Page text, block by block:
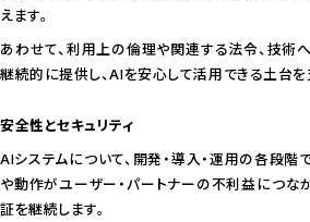
えます。
あわせて、利用上の倫理や関連する法令、技術
継続的に提供し、AIを安心して活用できる土台を
安全性とセキュリティ
AIシステムについて、開発・導入・運用の各段階
や動作がユーザー・パートナーの不利益につな
証を継続します。